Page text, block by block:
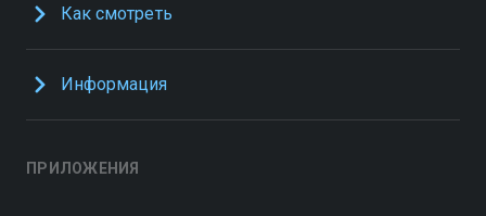
Как смотреть
Информация
ПРИЛОЖЕНИЯ